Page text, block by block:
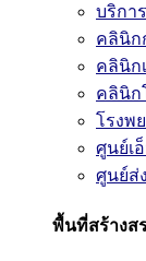
บริกา
คลินิก
คลินิก
คลินิก
โรงพ
ศูนย์เ
ศูนย์ส่
พื้นที่สร้างส